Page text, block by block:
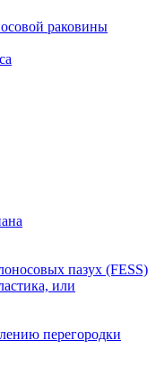
раковины
пазух (FESS)
или
перегородки